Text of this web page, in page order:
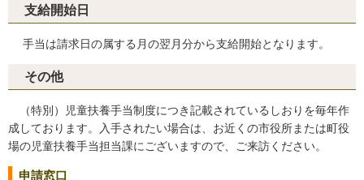
支給開始日
手当は請求日の属する月の翌月分から支給開始となります。
その他
（特別）児童扶養手当制度につき記載されているしおりを毎年作
成しております。入手されたい場合は、お近くの市役所または町役
場の児童扶養手当担当課にございますので、ご来訪ください。
申請窓口